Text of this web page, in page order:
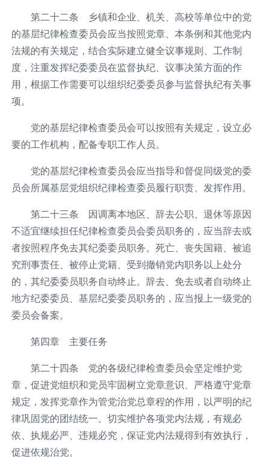
第二十二条 乡镇和企业、机关、高校等单位中的党
的基层纪律检查委员会应当按照党章、本条例和其他党内
法规的有关规定，结合实际建立健全议事规则、工作制
度，注重发挥纪委委员在监督执纪、议事决策方面的作
用，根据工作需要可以组织纪委委员参与监督执纪有关事
项。
党的基层纪律检查委员会可以按照有关规定，设立必
要的工作机构，配备专职工作人员。
党的基层纪律检查委员会应当指导和督促同级党的委
员会所属基层党组织纪律检查委员履行职责、发挥作用。
第二十三条 因调离本地区、辞去公职、退休等原因
不适宜继续担任纪律检查委员会委员职务的，应当辞去或
者按照程序免去其纪委委员职务。死亡、丧失国籍、被追
究刑事责任、被停止党籍、受到撤销党内职务以上处分
的，其纪委委员职务自动终止。辞去、免去或者自动终止
地方纪委委员、基层纪委委员职务的，应当报上一级党的
委员会备案。
第四章 主要任务
第二十四条 党的各级纪律检查委员会坚定维护党
章，促进党组织和党员牢固树立党章意识、严格遵守党章
规定，发挥党章作为管党治党总章程的作用，以严明的纪
律巩固党的团结统一。切实维护各项党内法规，有规必
依、执规必严、违规必究，保证党内法规得到有效执行，
促进依规治党。